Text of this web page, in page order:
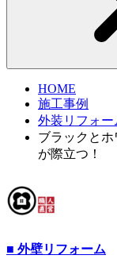
HOME
施工事例
外装リフォー
ブラックと
が際立つ！
■ 外壁リフォーム